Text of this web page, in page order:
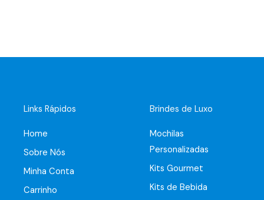
Links Rápidos
Home
Sobre Nós
Minha Conta
Carrinho
Brindes de Luxo
Mochilas
Personalizadas
Kits Gourmet
Kits de Bebida